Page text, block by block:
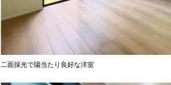
二面採光で陽当たり良好な洋室